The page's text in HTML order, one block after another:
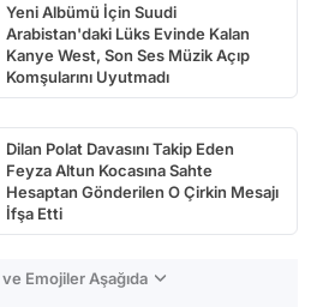
Yeni Albümü İçin Suudi
Arabistan'daki Lüks Evinde Kalan
Kanye West, Son Ses Müzik Açıp
Komşularını Uyutmadı
Dilan Polat Davasını Takip Eden
Feyza Altun Kocasına Sahte
Hesaptan Gönderilen O Çirkin Mesajı
İfşa Etti
Emojiler Aşağıda